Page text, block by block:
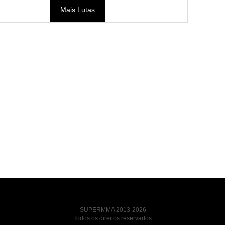
Mais Lutas
SUPERMMA 2013-2026
Todos os direitos reservados.